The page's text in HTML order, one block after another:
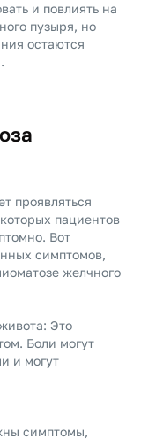
и повлиять на
пузыря, но
остаются
проявляться
пациентов
Вот
симптомов,
желчного
Это
Боли могут
и могут
симптомы,